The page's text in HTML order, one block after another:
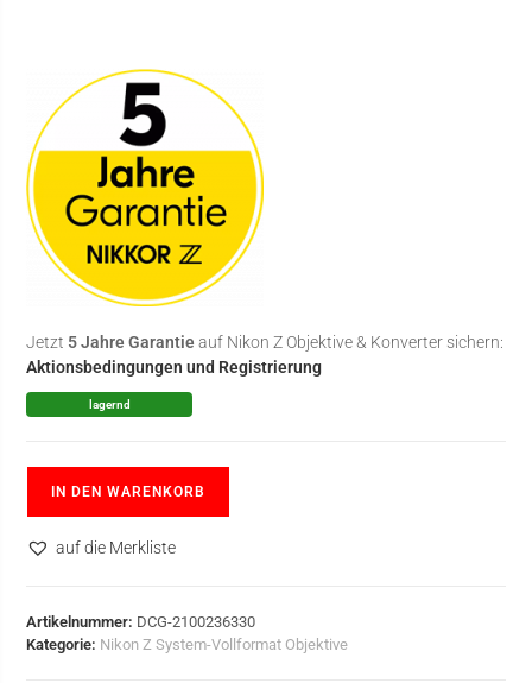
Jetzt 5 Jahre Garantieauf Nikon Z Objektive & Konverter sichern:
Aktionsbedingungen und Registrierung
lagernd
IN DEN WARENKORB
auf die Merkliste
Artikelnummer: DCG-2100236330
Kategorie: Nikon Z System-Vollformat Objektive